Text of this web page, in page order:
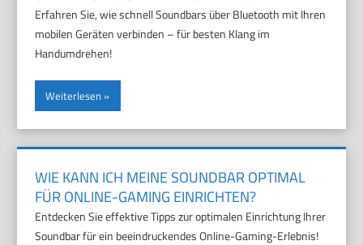
Erfahren Sie, wie schnell Soundbars über Bluetooth mit Ihren
mobilen Geräten verbinden – für besten Klang im
Handumdrehen!
Weiterlesen
WIE KANN ICH MEINE SOUNDBAR OPTIMAL
FÜR ONLINE-GAMING EINRICHTEN?
Entdecken Sie effektive Tipps zur optimalen Einrichtung Ihrer
Soundbar für ein beeindruckendes Online-Gaming-Erlebnis!